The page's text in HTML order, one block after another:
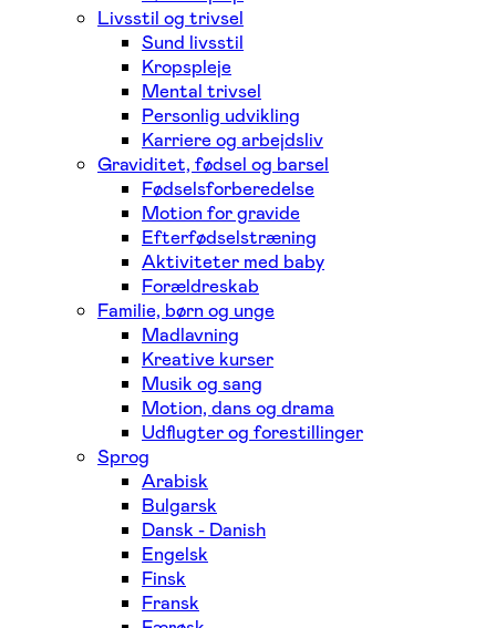
Livsstil og trivsel
Sund livsstil
Kropspleje
Mental trivsel
Personlig udvikling
Karriere og arbejdsliv
Graviditet, fødsel og barsel
Fødselsforberedelse
Motion for gravide
Efterfødselstræning
Aktiviteter med baby
Forældreskab
Familie, børn og unge
Madlavning
Kreative kurser
Musik og sang
Motion, dans og drama
Udflugter og forestillinger
Sprog
Arabisk
Bulgarsk
Dansk - Danish
Engelsk
Finsk
Fransk